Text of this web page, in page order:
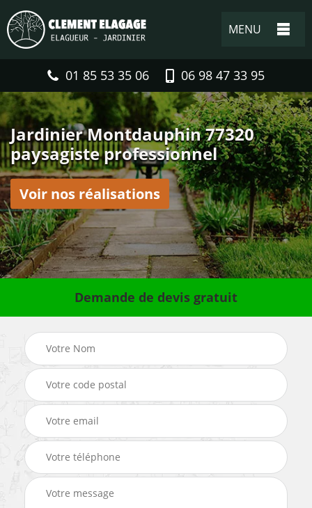
MENU
01 85 53 35 06 06 98 47 33 95
Jardinier Montdauphin 77320
paysagiste professionnel
Voir nos réalisations
Demande de devis gratuit